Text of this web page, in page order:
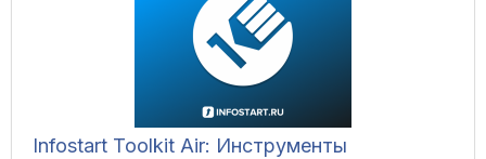
Infostart Toolkit Air: Инструменты